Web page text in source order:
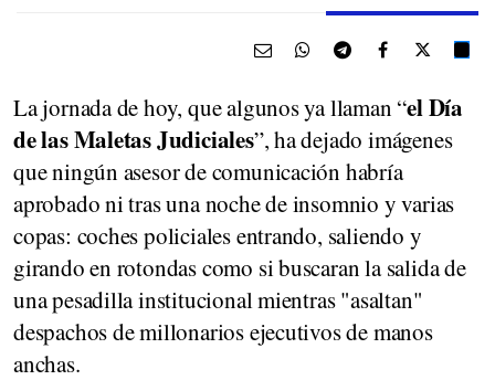
La jornada de hoy, que algunos ya llaman “el Día
de las Maletas Judiciales”, ha dejado imágenes
que ningún asesor de comunicación habría
aprobado ni tras una noche de insomnio y varias
copas: coches policiales entrando, saliendo y
girando en rotondas como si buscaran la salida de
una pesadilla institucional mientras "asaltan"
despachos de millonarios ejecutivos de manos
anchas.